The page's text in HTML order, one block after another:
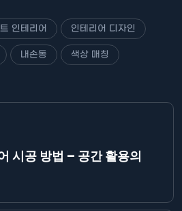
인테리어 인테리어 디자인
내손동 색상 매칭
시공 방법 – 공간 활용의